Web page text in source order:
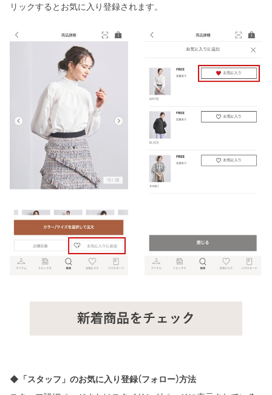
リックするとお気に入り登録されます。
◆「スタッフ」のお気に入り登録(フォロー)方法